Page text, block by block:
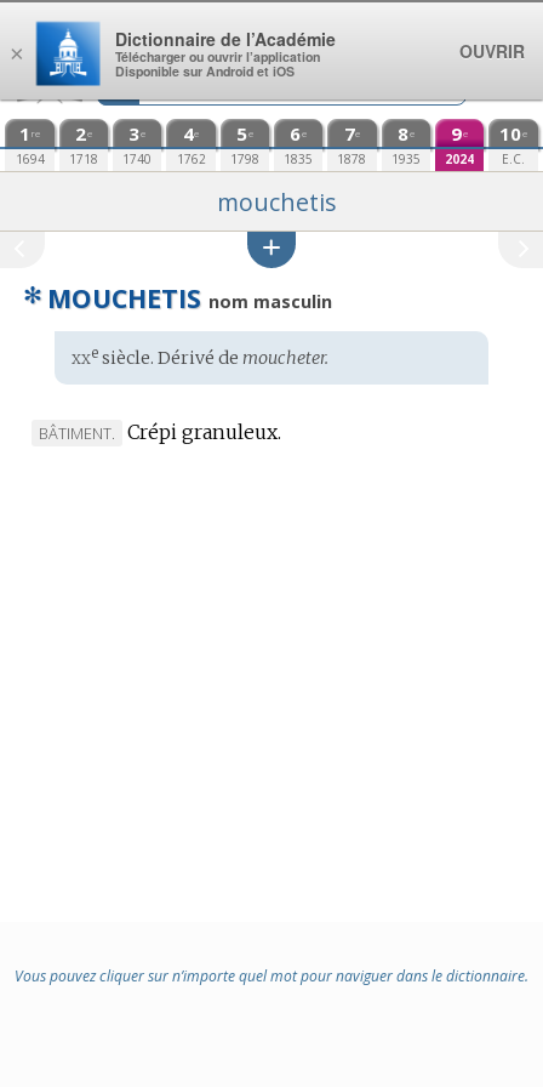
Aller au contenu
1 re
1694
2e
1718
3e
1740
4e
1762
5e
1798
6e
1835
7e
1878
8e
1935
9e
2024
10e
E.C.
mouchetis
✻ MOUCHETIS nom masculin
Étymologie
:
xxesiècle. Dérivé de moucheter.
MARQUE
BÂTIMENT. Crépi granuleux.
Vous pouvez cliquer sur n’importe quel mot pour naviguer dans le dictionnaire.
×
Dictionnaire de l’Académie
Télécharger ou ouvrir l’application
Disponible sur Android et iOS
OUVRIR